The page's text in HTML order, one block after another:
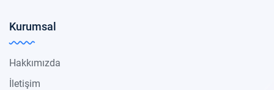
Kurumsal
Hakkımızda
İletişim